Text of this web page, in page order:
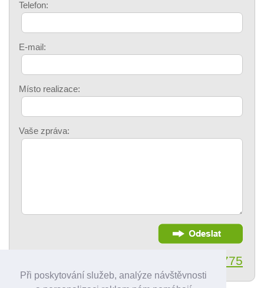
Při poskytování služeb, analýze návštěvnosti
Telefon:
E-mail:
Místo realizace:
Vaše zpráva:
774 044 775